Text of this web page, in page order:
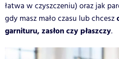
łatwa w czyszczeniu) oraz jak
gdy masz mało czasu lub chcesz
garnituru, zasłon czy płaszczy.